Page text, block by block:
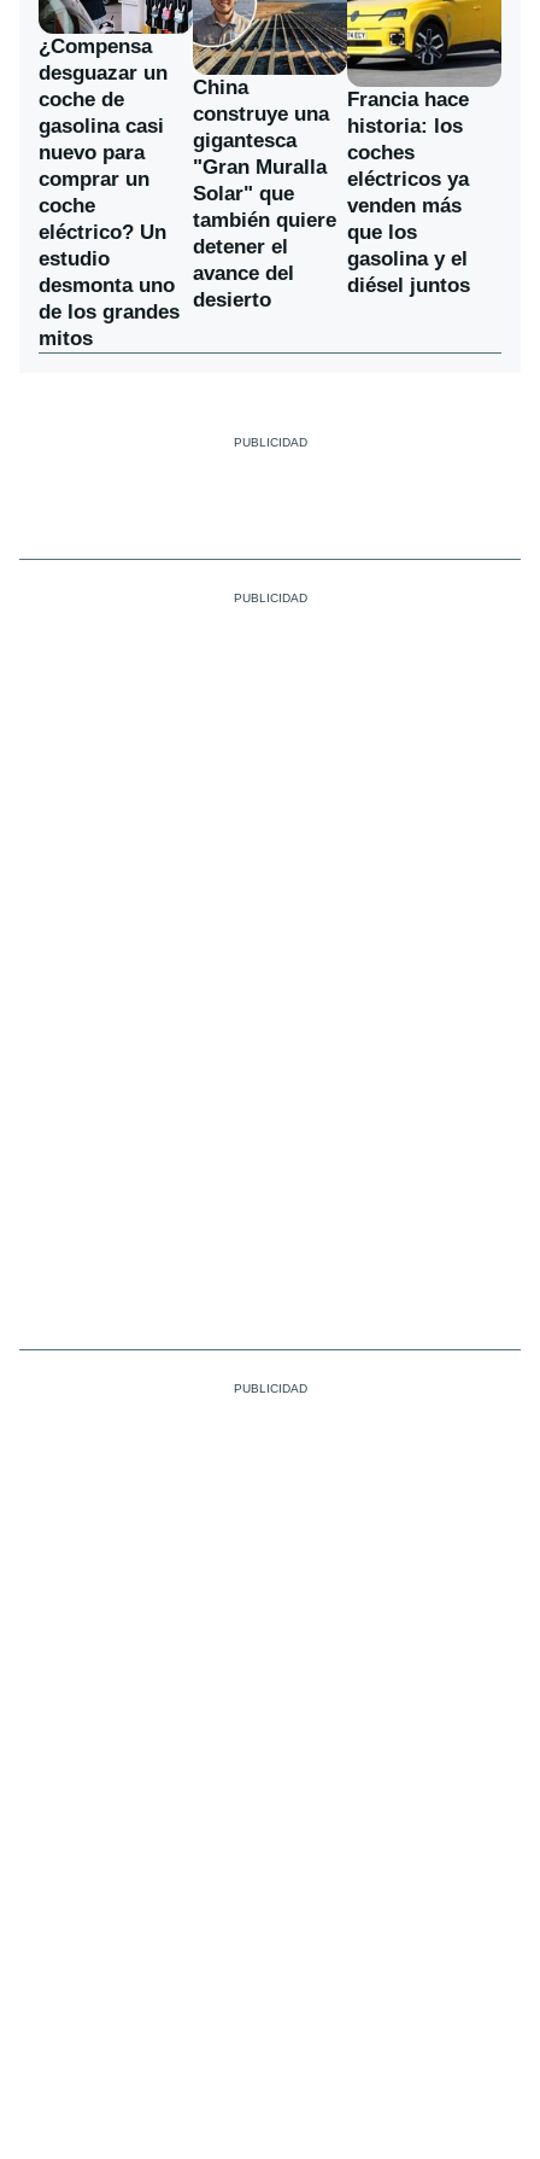
¿Compensa
desguazar un
coche de
gasolina casi
nuevo para
comprar un
coche
eléctrico? Un
estudio
desmonta uno
de los grandes
mitos
China
construye una
gigantesca
"Gran Muralla
Solar" que
también quiere
detener el
avance del
desierto
Francia hace
historia: los
coches
eléctricos ya
venden más
que los
gasolina y el
diésel juntos